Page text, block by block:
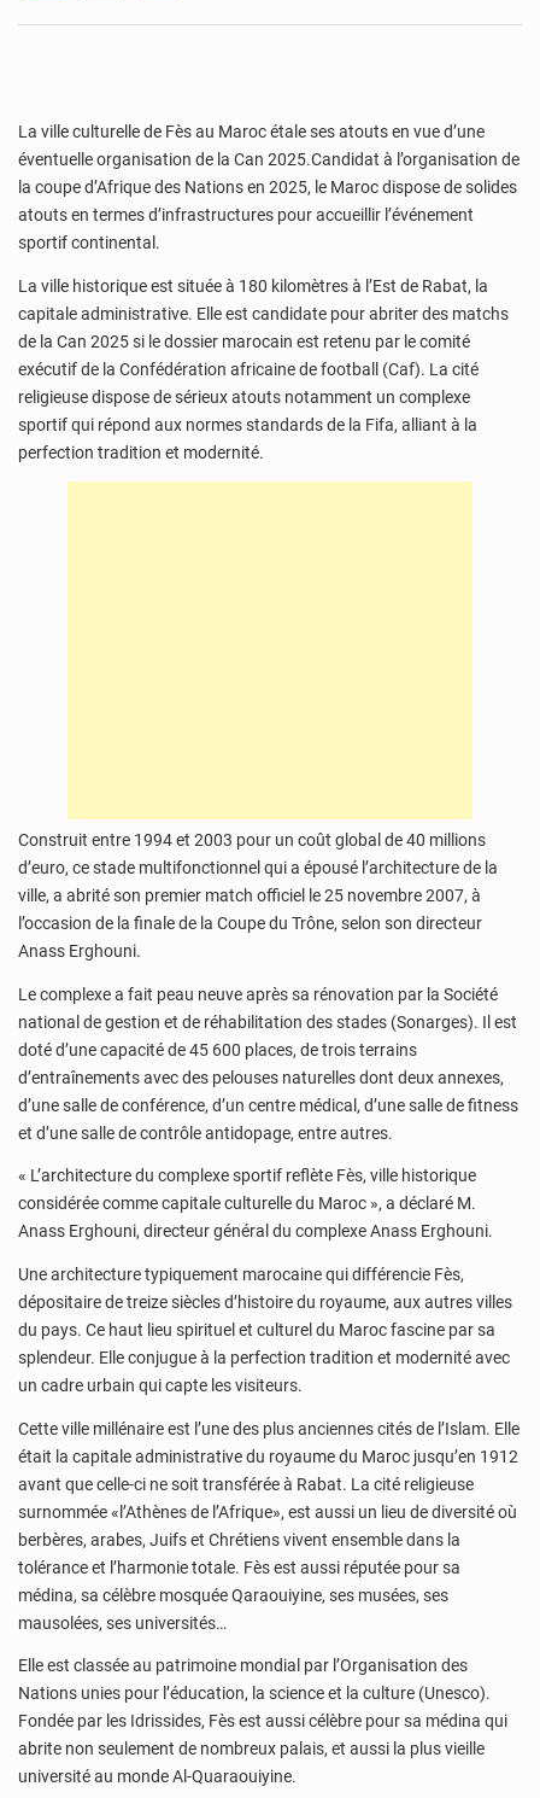
La ville culturelle de Fès au Maroc étale ses atouts en vue d’une
éventuelle organisation de la Can 2025.Candidat à l’organisation de
la coupe d’Afrique des Nations en 2025, le Maroc dispose de solides
atouts en termes d’infrastructures pour accueillir l’événement
sportif continental.
La ville historique est située à 180 kilomètres à l’Est de Rabat, la
capitale administrative. Elle est candidate pour abriter des matchs
de la Can 2025 si le dossier marocain est retenu par le comité
exécutif de la Confédération africaine de football (Caf). La cité
religieuse dispose de sérieux atouts notamment un complexe
sportif qui répond aux normes standards de la Fifa, alliant à la
perfection tradition et modernité.
Construit entre 1994 et 2003 pour un coût global de 40 millions
d’euro, ce stade multifonctionnel qui a épousé l’architecture de la
ville, a abrité son premier match officiel le 25 novembre 2007, à
l’occasion de la finale de la Coupe du Trône, selon son directeur
Anass Erghouni.
Le complexe a fait peau neuve après sa rénovation par la Société
national de gestion et de réhabilitation des stades (Sonarges). Il est
doté d’une capacité de 45 600 places, de trois terrains
d’entraînements avec des pelouses naturelles dont deux annexes,
d’une salle de conférence, d’un centre médical, d’une salle de fitness
et d’une salle de contrôle antidopage, entre autres.
« L’architecture du complexe sportif reflète Fès, ville historique
considérée comme capitale culturelle du Maroc », a déclaré M.
Anass Erghouni, directeur général du complexe Anass Erghouni.
Une architecture typiquement marocaine qui différencie Fès,
dépositaire de treize siècles d’histoire du royaume, aux autres villes
du pays. Ce haut lieu spirituel et culturel du Maroc fascine par sa
splendeur. Elle conjugue à la perfection tradition et modernité avec
un cadre urbain qui capte les visiteurs.
Cette ville millénaire est l’une des plus anciennes cités de l’Islam. Elle
était la capitale administrative du royaume du Maroc jusqu’en 1912
avant que celle-ci ne soit transférée à Rabat. La cité religieuse
surnommée «l’Athènes de l’Afrique», est aussi un lieu de diversité où
berbères, arabes, Juifs et Chrétiens vivent ensemble dans la
tolérance et l’harmonie totale. Fès est aussi réputée pour sa
médina, sa célèbre mosquée Qaraouiyine, ses musées, ses
mausolées, ses universités…
Elle est classée au patrimoine mondial par l’Organisation des
Nations unies pour l’éducation, la science et la culture (Unesco).
Fondée par les Idrissides, Fès est aussi célèbre pour sa médina qui
abrite non seulement de nombreux palais, et aussi la plus vieille
université au monde Al-Quaraouiyine.